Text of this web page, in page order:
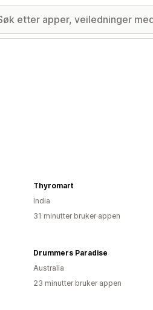
Thyromart
India
31 minutter bruker appen
Drummers Paradise
Australia
23 minutter bruker appen